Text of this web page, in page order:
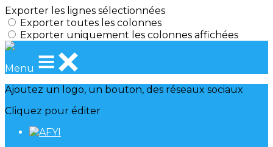
Exporter les lignes sélectionnées
Exporter toutes les colonnes
Exporter uniquement les colonnes affichées
Menu
Ajoutez un logo, un bouton, des réseaux sociaux
Cliquez pour éditer